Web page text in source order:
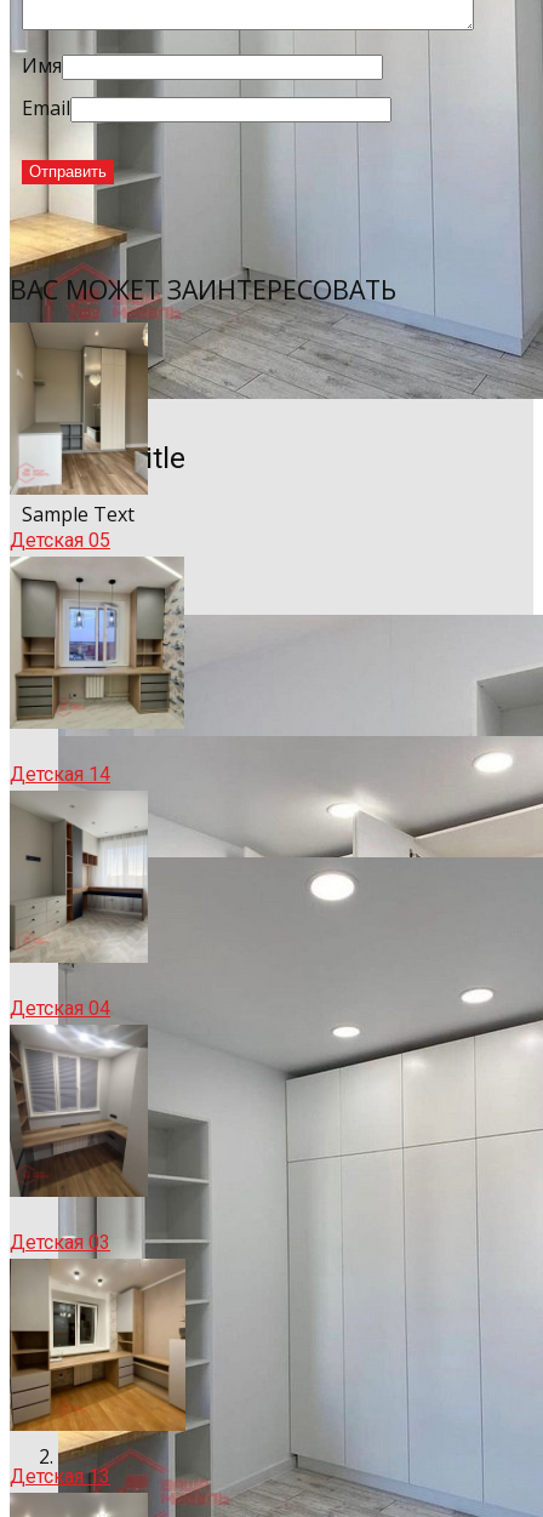
Sample Title
Sample Text
Имя
Email
ВАС МОЖЕТ ЗАИНТЕРЕСОВАТЬ
Детская 05
Детская 14
Детская 04
Детская 03
Детская 13